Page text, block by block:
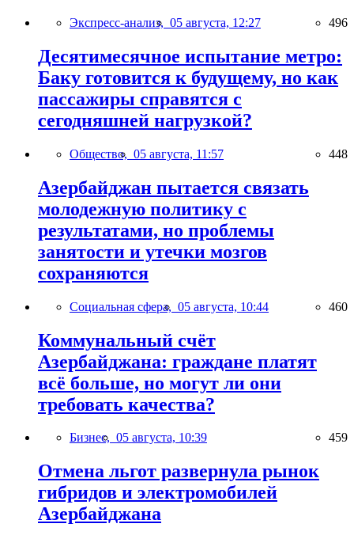
Экспресс-анализ, 05 августа, 12:27 496
Десятимесячное испытание метро:
Баку готовится к будущему, но как
пассажиры справятся с
сегодняшней нагрузкой?
Общество, 05 августа, 11:57 448
Азербайджан пытается связать
молодежную политику с
результатами, но проблемы
занятости и утечки мозгов
сохраняются
Социальная сфера, 05 августа, 10:44 460
Коммунальный счёт
Азербайджана: граждане платят
всё больше, но могут ли они
требовать качества?
Бизнес, 05 августа, 10:39 459
Отмена льгот развернула рынок
гибридов и электромобилей
Азербайджана